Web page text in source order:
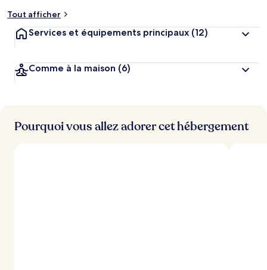
n
i
e
Tout afficher
Services et équipements principaux (12)
Comme à la maison (6)
Pourquoi vous allez adorer cet hébergement